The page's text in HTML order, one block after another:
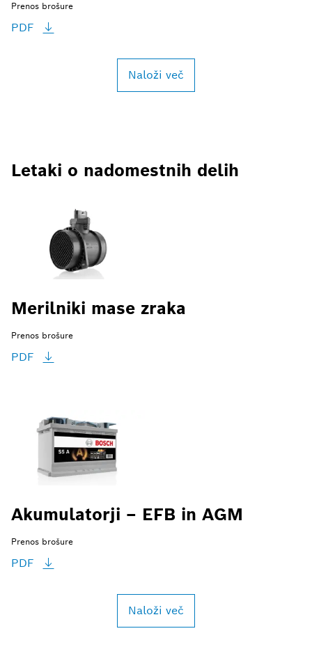
Prenos brošure
PDF
Naloži več
Letaki o nadomestnih delih
Merilniki mase zraka
Prenos brošure
PDF
Akumulatorji – EFB in AGM
Prenos brošure
PDF
Naloži več